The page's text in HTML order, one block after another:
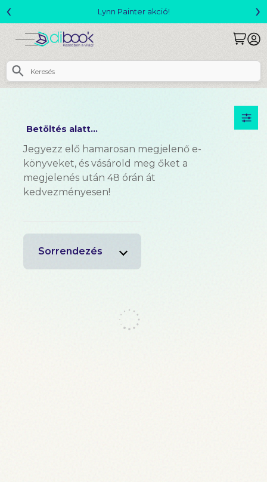
Lynn Painter akció!
‹ ›
Betöltés alatt...
Jegyezz elő hamarosan megjelenő e-
könyveket, és vásárold meg őket a
megjelenés után 48 órán át
kedvezményesen!
Sorrendezés